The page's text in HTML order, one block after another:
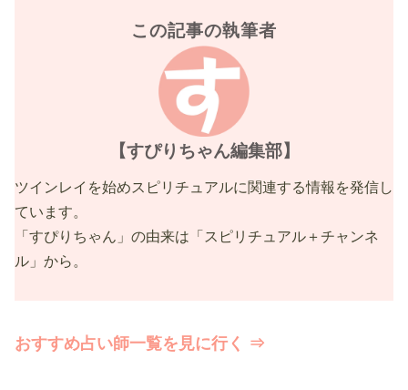
この記事の執筆者
【すぴりちゃん編集部】
ツインレイを始めスピリチュアルに関連する情報を発信し
ています。
「すぴりちゃん」の由来は「スピリチュアル＋チャンネ
ル」から。
おすすめ占い師一覧を見に行く ⇒